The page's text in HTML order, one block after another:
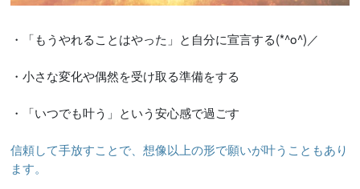
・「もうやれることはやった」と自分に宣言する(*^o^)／
・小さな変化や偶然を受け取る準備をする
・「いつでも叶う」という安心感で過ごす
信頼して手放すことで、想像以上の形で願いが叶うこともあり
ます。